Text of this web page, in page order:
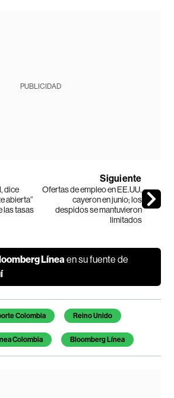
PUBLICIDAD
dice
abierta”
las tasas
Siguiente
Ofertas de empleo en EE.UU.
cayeron en junio; los
despidos se mantuvieron
limitados
Línea en su fuente de
Colombia Reino Unido
Colombia Bloomberg Línea